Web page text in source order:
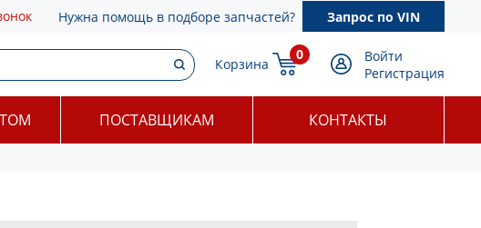
Нужна помощь в подборе запчастей? Запрос по VIN
Корзина
0
Войти
Регистрация
ПОСТАВЩИКАМ КОНТАКТЫ